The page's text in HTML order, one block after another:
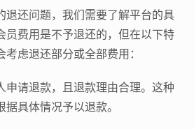
退还问题，我们需要了解平台的具
员费用是不予退还的，但在以下特
虑退还部分或全部费用：
申请退款，且退款理由合理。这种
具体情况予以退款。